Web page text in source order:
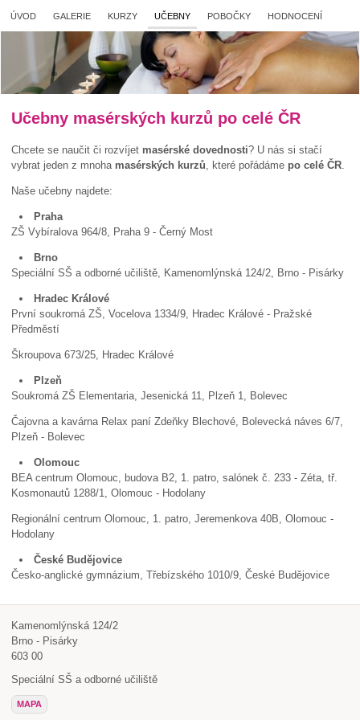
ÚVOD GALERIE KURZY UČEBNY POBOČKY HODNOCENÍ
Učebny masérských kurzů po celé ČR
Chcete se naučit či rozvíjet masérské dovednosti? U nás si stačí
vybrat jeden z mnoha masérských kurzů, které pořádáme po celé ČR.
Naše učebny najdete:
Praha
ZŠ Vybíralova 964/8, Praha 9 - Černý Most
Brno
Speciální SŠ a odborné učiliště, Kamenomlýnská 124/2, Brno - Pisárky
Hradec Králové
První soukromá ZŠ, Vocelova 1334/9, Hradec Králové - Pražské
Předměstí
Škroupova 673/25, Hradec Králové
Plzeň
Soukromá ZŠ Elementaria, Jesenická 11, Plzeň 1, Bolevec
Čajovna a kavárna Relax paní Zdeňky Blechové, Bolevecká náves 6/7,
Plzeň - Bolevec
Olomouc
BEA centrum Olomouc, budova B2, 1. patro, salónek č. 233 - Zéta, tř.
Kosmonautů 1288/1, Olomouc - Hodolany
Regionální centrum Olomouc, 1. patro, Jeremenkova 40B, Olomouc -
Hodolany
České Budějovice
Česko-anglické gymnázium, Třebízského 1010/9, České Budějovice
Kamenomlýnská 124/2
Brno - Pisárky
603 00
Speciální SŠ a odborné učiliště
MAPA